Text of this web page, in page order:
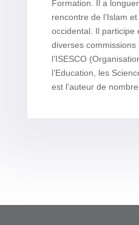
Formation. Il a
rencontre de l’Islam
occidental. Il participe
diverses commissions
l’ISESCO
l’Education, les
est l’auteur de